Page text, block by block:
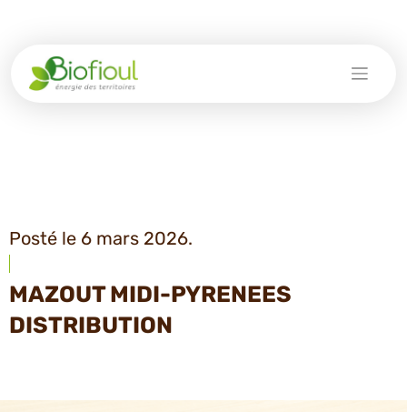
Posté le 6 mars 2026.
MAZOUT MIDI-PYRENEES
DISTRIBUTION